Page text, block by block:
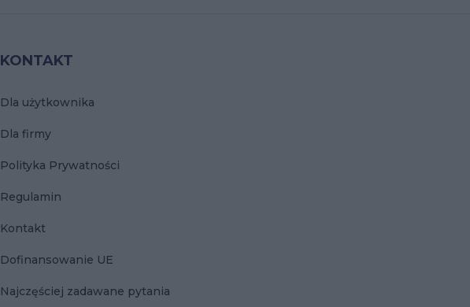
KONTAKT
Dla użytkownika
Dla firmy
Polityka Prywatności
Regulamin
Kontakt
Dofinansowanie UE
Najczęściej zadawane pytania